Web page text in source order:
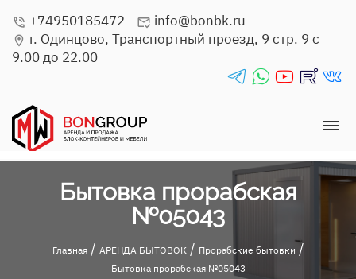
phone_in_talk +74950185472 mark_email_read info@bonbk.ru
location_on г. Одинцово, Транспортный проезд, 9 стр. 9 с
9.00 до 22.00
telegrams_in whatsapp_in youtube_in rutube_in vk_in
dehaze
Бытовка прорабская
№05043
Главная/ АРЕНДА БЫТОВОК/ Прорабские бытовки /
Бытовка прорабская №05043